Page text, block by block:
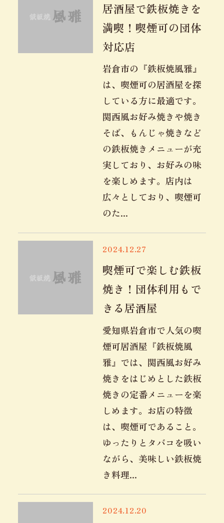
居酒屋で鉄板焼きを
満喫！喫煙可の団体
対応店
岩倉市の『鉄板焼風雅』
は、喫煙可の居酒屋を探
している方に最適です。
関西風お好み焼きや焼き
そば、もんじゃ焼きなど
の鉄板焼きメニューが充
実しており、お好みの味
を楽しめます。店内は
広々としており、喫煙可
のた...
2024.12.27
喫煙可で楽しむ鉄板
焼き！団体利用もで
きる居酒屋
愛知県岩倉市で人気の喫
煙可居酒屋『鉄板焼風
雅』では、関西風お好み
焼きをはじめとした鉄板
焼きの定番メニューを楽
しめます。お店の特徴
は、喫煙可であること。
ゆったりとタバコを吸い
ながら、美味しい鉄板焼
き料理...
2024.12.20